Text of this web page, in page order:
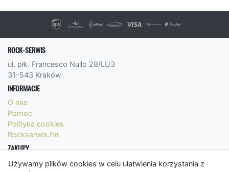
Używamy plików cookies w celu ułatwienia korzystania z
ROCK-SERWIS
ul. płk. Francesco Nullo 28/LU3
31-543 Kraków
INFORMACJE
O nas
Pomoc
Polityka cookies
Rockserwis.fm
ZAKUPY
Formy płatności